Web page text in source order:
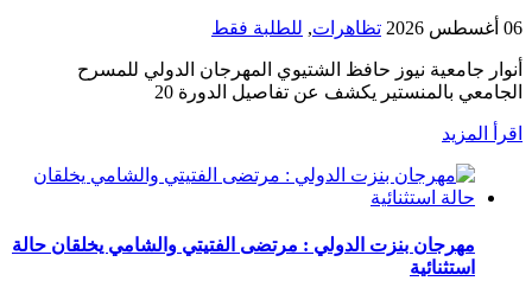
06 أغسطس 2026 تظاهرات, للطلبة فقط
أنوار جامعية نيوز حافظ الشتيوي المهرجان الدولي للمسرح
الجامعي بالمنستير يكشف عن تفاصيل الدورة 20
اقرأ المزيد
مهرجان بنزت الدولي : مرتضى الفتيتي والشامي يخلقان حالة
استثنائية